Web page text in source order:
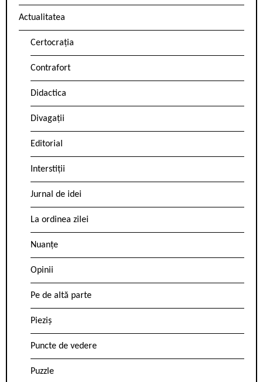
Actualitatea
Certocrația
Contrafort
Didactica
Divagații
Editorial
Interstiții
Jurnal de idei
La ordinea zilei
Nuanțe
Opinii
Pe de altă parte
Pieziș
Puncte de vedere
Puzzle